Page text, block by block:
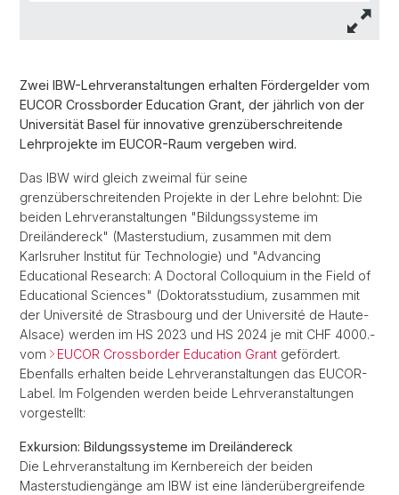
Zwei IBW-Lehrveranstaltungen erhalten Fördergelder vom
EUCOR Crossborder Education Grant, der jährlich von der
Universität Basel für innovative grenzüberschreitende
Lehrprojekte im EUCOR-Raum vergeben wird.
Das IBW wird gleich zweimal für seine
grenzüberschreitenden Projekte in der Lehre belohnt: Die
beiden Lehrveranstaltungen "Bildungssysteme im
Dreiländereck" (Masterstudium, zusammen mit dem
Karlsruher Institut für Technologie) und "Advancing
Educational Research: A Doctoral Colloquium in the Field of
Educational Sciences" (Doktoratsstudium, zusammen mit
der Université de Strasbourg und der Université de Haute-
Alsace) werden im HS 2023 und HS 2024 je mit CHF 4000.-
vom
EUCOR Crossborder Education Grant gefördert.
Ebenfalls erhalten beide Lehrveranstaltungen das EUCOR-
Label. Im Folgenden werden beide Lehrveranstaltungen
vorgestellt:
Exkursion: Bildungssysteme im Dreiländereck
Die Lehrveranstaltung im Kernbereich der beiden
Masterstudiengänge am IBW ist eine länderübergreifende